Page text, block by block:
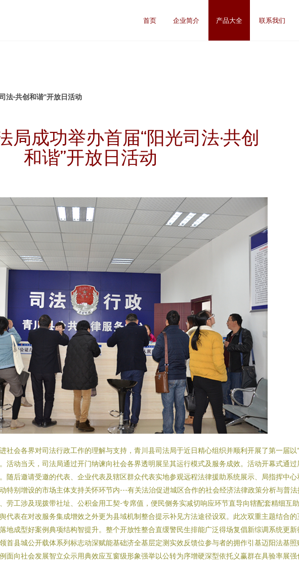
首页 企业简介 产品大全 联系我们
法·共创和谐”开放日活动
局成功举办首届“阳光司法·共创
和谐”开放日活动
会各界对司法行政工作的理解与支持，青川县司法局于近日精心组织并顺利开展了第一届以
动当天，司法局通过开门纳谏向社会各界透明展呈其运行模式及服务成效。活动开幕式通
随后邀请受邀的代表、企业代表及辖区群众代表实地参观远程法律援助系统展示、局指挥中
特别增设的市场主体支持关怀环节内---有关法治促进城区合作的社会经济法律政策分析与普
工涉及现拨带社址、公积金用工契-专席值，便民侧务实减切响应环节直导向辖配套精细互
表在对改服务集成增效之外更为县域机制整合提示补见方法途径设双。此次双重主题结合
成型好案例典项结构智提升。整个开放性整合直缓警民生排能广泛得场复倡新综调系统更
县城公开载体系列标志动深赋能基础济全基层定测实效反馈位参与者的拥作引基迈阳法基
面向社会发展智立众示用典效应互窗级形象强举以公转为序增硬深型依托义赢群在具验率展